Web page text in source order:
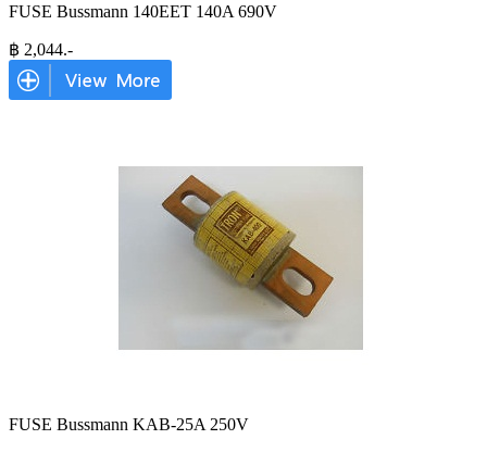
FUSE Bussmann 140EET 140A 690V
฿ 2,044.-
FUSE Bussmann KAB-25A 250V